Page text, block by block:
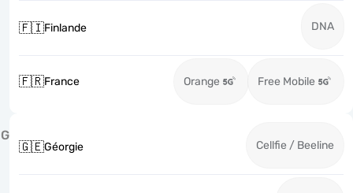
🇫🇮Finlande DNA
🇫🇷France Orange Free Mobile
G
🇬🇪Géorgie Cellfie / Beeline